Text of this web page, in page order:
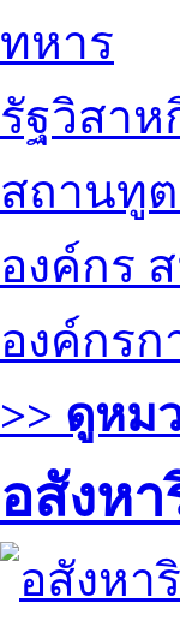
ทหาร
รัฐวิสาห
สถานทู
องค์กร
องค์กรก
>> ดูหม
อสังห